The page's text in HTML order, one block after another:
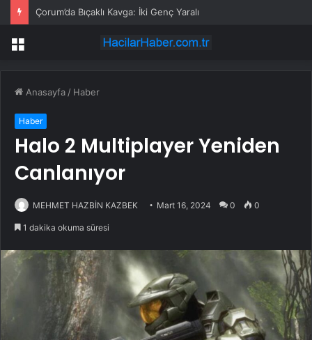
Çorum’da Bıçaklı Kavga: İki Genç Yaralı
Menü
Anasayfa / Haber
Haber
Halo 2 Multiplayer Yeniden
Canlanıyor
MEHMET HAZBİN KAZBEK Mart 16, 2024 0 0
1 dakika okuma süresi